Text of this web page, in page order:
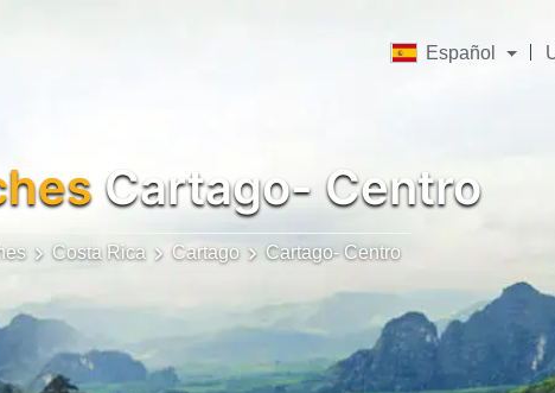
Español
Cartago- Centro
Costa Rica Cartago Cartago- Centro